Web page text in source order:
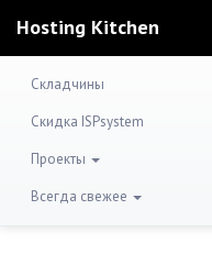
Hosting Kitchen
Складчины
Скидка ISPsystem
Проекты
Всегда свежее